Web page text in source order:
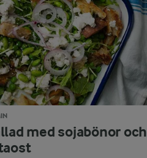
med sojabönor och